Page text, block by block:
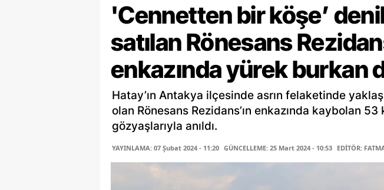
'Cennetten bir köşe’
satılan Rönesans
enkazında yürek burkan
Hatay’ın Antakya ilçesinde asrın felaketinde
olan Rönesans Rezidans’ın enkazında kaybolan
gözyaşlarıyla anıldı.
YAYINLAMA: 07 Şubat 2024 - 11:20 GÜNCELLEME: 25 Mart 2024 - 10:53 EDİTÖR: